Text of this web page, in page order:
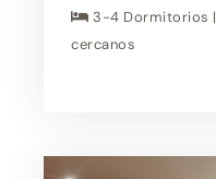
3-4 Dormitorios |
cercanos